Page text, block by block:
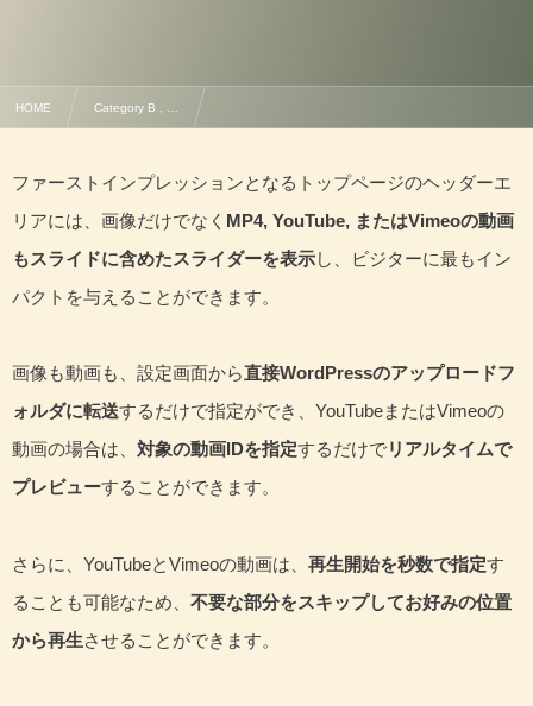
HOME Category B , …
ファーストインプレッションとなるトップページのヘッダーエ
リアには、画像だけでなく MP4, YouTube, またはVimeoの動画
もスライドに含めたスライダーを表示し、ビジターに最もイン
パクトを与えることができます。
画像も動画も、設定画面から直接WordPressのアップロードフ
ォルダに転送するだけで指定ができ、YouTubeまたはVimeoの
動画の場合は、 対象の動画IDを指定するだけでリアルタイムで
プレビューすることができます。
さらに、YouTubeとVimeoの動画は、 再生開始を秒数で指定す
ることも可能なため、 不要な部分をスキップしてお好みの位置
から再生させることができます。